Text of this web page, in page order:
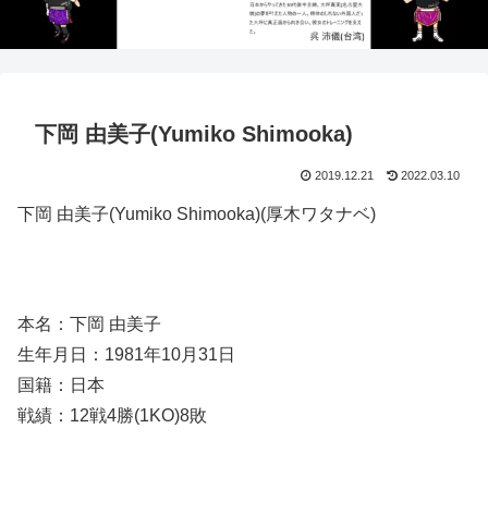
下岡 由美子(Yumiko Shimooka)
2019.12.21 2022.03.10
下岡 由美子(Yumiko Shimooka)(厚木ワタナベ)
本名：下岡 由美子
生年月日：1981年10月31日
国籍：日本
戦績：12戦4勝(1KO)8敗